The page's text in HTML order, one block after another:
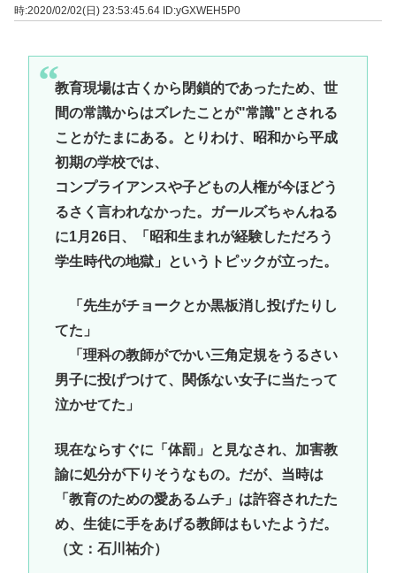
時:2020/02/02(日) 23:53:45.64 ID:yGXWEH5P0
教育現場は古くから閉鎖的であったため、世
間の常識からはズレたことが"常識"とされる
ことがたまにある。とりわけ、昭和から平成
初期の学校では、
コンプライアンスや子どもの人権が今ほどう
るさく言われなかった。ガールズちゃんねる
に1月26日、「昭和生まれが経験しただろう
学生時代の地獄」というトピックが立った。
「先生がチョークとか黒板消し投げたりし
てた」
「理科の教師がでかい三角定規をうるさい
男子に投げつけて、関係ない女子に当たって
泣かせてた」
現在ならすぐに「体罰」と見なされ、加害教
諭に処分が下りそうなもの。だが、当時は
「教育のための愛あるムチ」は許容されたた
め、生徒に手をあげる教師はもいたようだ。
（文：石川祐介）